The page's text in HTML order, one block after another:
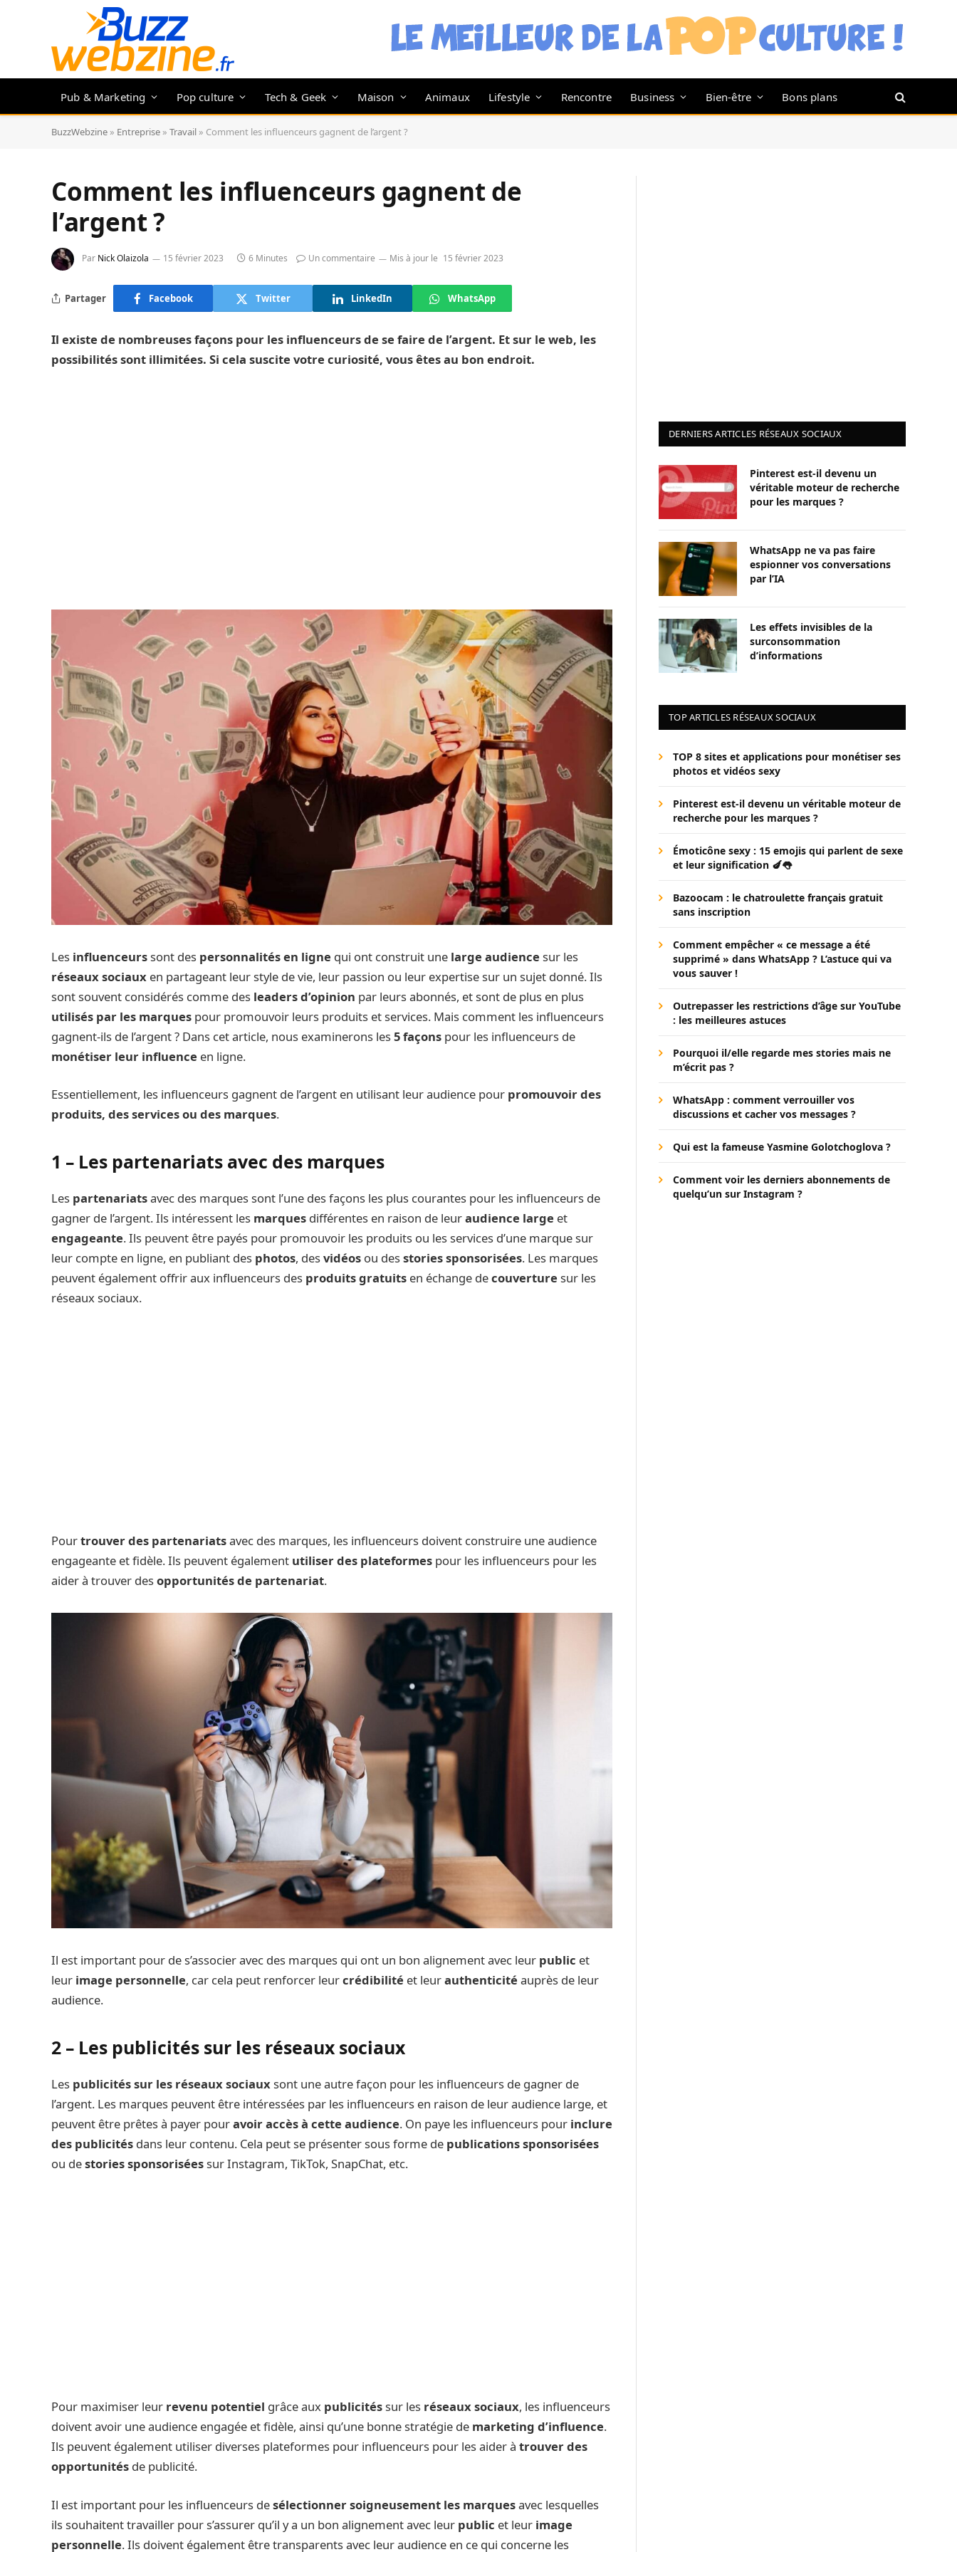
Pub & Marketing Pop culture Tech & Geek Maison Animaux Lifestyle Rencontre Business Bien-être Bons plans
BuzzWebzine » Entreprise » Travail » Comment les influenceurs gagnent de l’argent ?
Comment les influenceurs gagnent de
l’argent ?
Par Nick Olaizola 15 février 2023 6 Minutes Un commentaire Mis à jour le 15 février 2023
Partager Facebook Twitter LinkedIn WhatsApp
Il existe de nombreuses façons pour les influenceurs de se faire de l’argent. Et sur le web, les
possibilités sont illimitées. Si cela suscite votre curiosité, vous êtes au bon endroit.
Les influenceurssont des personnalités en ligne qui ont construit une large audience sur les
réseaux sociaux en partageant leur style de vie, leur passion ou leur expertise sur un sujet donné. Ils
sont souvent considérés comme des leaders d’opinion par leurs abonnés, et sont de plus en plus
utilisés par les marques pour promouvoir leurs produits et services. Mais comment les influenceurs
gagnent-ils de l’argent ? Dans cet article, nous examinerons les5 façons pour les influenceurs de
monétiser leur influence en ligne.
Essentiellement, les influenceurs gagnent de l’argent en utilisant leur audience pour promouvoir des
produits, des services ou des marques.
1 – Les partenariats avec des marques
Les partenariatsavec des marques sont l’une des façons les plus courantes pour les influenceurs de
gagner de l’argent. Ils intéressent les marques différentes en raison de leuraudience large et
engageante. Ils peuvent être payés pour promouvoir les produits ou les services d’une marque sur
leur compte en ligne, en publiant des photos, desvidéos ou desstories sponsorisées. Les marques
peuvent également offrir aux influenceurs des produits gratuits en échange decouverture sur les
réseaux sociaux.
Pourtrouver des partenariatsavec des marques, les influenceurs doivent construire une audience
engageante et fidèle. Ils peuvent également utiliser des plateformes pour les influenceurs pour les
aider à trouver desopportunités de partenariat.
Il est important pour de s’associer avec des marques qui ont un bon alignement avec leur public et
leur image personnelle, car cela peut renforcer leurcrédibilité et leurauthenticité auprès de leur
audience.
2 – Les publicités sur les réseaux sociaux
Les publicités sur les réseaux sociauxsont une autre façon pour les influenceurs de gagner de
l’argent. Les marques peuvent être intéressées par les influenceurs en raison de leur audience large, et
peuvent être prêtes à payer pouravoir accès à cette audience. On paye les influenceurs pour inclure
des publicités dans leur contenu. Cela peut se présenter sous forme de publications sponsorisées
ou destories sponsoriséessur Instagram, TikTok, SnapChat, etc.
Pour maximiser leur revenu potentiel grâce aux publicitéssur les réseaux sociaux, les influenceurs
doivent avoir une audience engagée et fidèle, ainsi qu’une bonne stratégie de marketing d’influence.
Ils peuvent également utiliser diverses plateformes pour influenceurs pour les aider à trouver des
opportunités de publicité.
Il est important pour les influenceurs desélectionner soigneusement les marquesavec lesquelles
ils souhaitent travailler pour s’assurer qu’il y a un bon alignement avec leur public et leur image
personnelle. Ils doivent également être transparents avec leur audience en ce qui concerne les
DERNIERS ARTICLES RÉSEAUX SOCIAUX
Pinterest est-il devenu un
véritable moteur de recherche
pour les marques ?
WhatsApp ne va pas faire
espionner vos conversations
par l’IA
Les effets invisibles de la
surconsommation
d’informations
TOP ARTICLES RÉSEAUX SOCIAUX
TOP 8 sites et applications pour monétiser ses
photos et vidéos sexy
Pinterest est-il devenu un véritable moteur de
recherche pour les marques ?
Émoticône sexy : 15 emojis qui parlent de sexe
et leur signification 🍆👅
Bazoocam : le chatroulette français gratuit
sans inscription
Comment empêcher « ce message a été
supprimé » dans WhatsApp ? L’astuce qui va
vous sauver !
Outrepasser les restrictions d’âge sur YouTube
: les meilleures astuces
Pourquoi il/elle regarde mes stories mais ne
m’écrit pas ?
WhatsApp : comment verrouiller vos
discussions et cacher vos messages ?
Qui est la fameuse Yasmine Golotchoglova ?
Comment voir les derniers abonnements de
quelqu’un sur Instagram ?